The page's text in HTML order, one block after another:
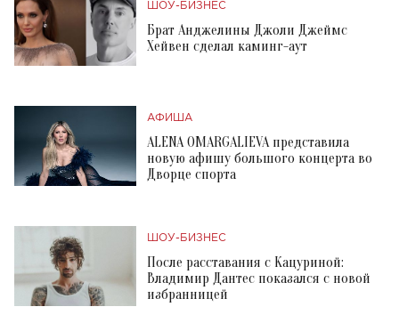
ШОУ-БИЗНЕС
Брат Анджелины Джоли Джеймс
Хейвен сделал каминг-аут
АФИША
ALENA OMARGALIEVA представила
новую афишу большого концерта во
Дворце спорта
ШОУ-БИЗНЕС
После расставания с Кацуриной:
Владимир Дантес показался с новой
избранницей